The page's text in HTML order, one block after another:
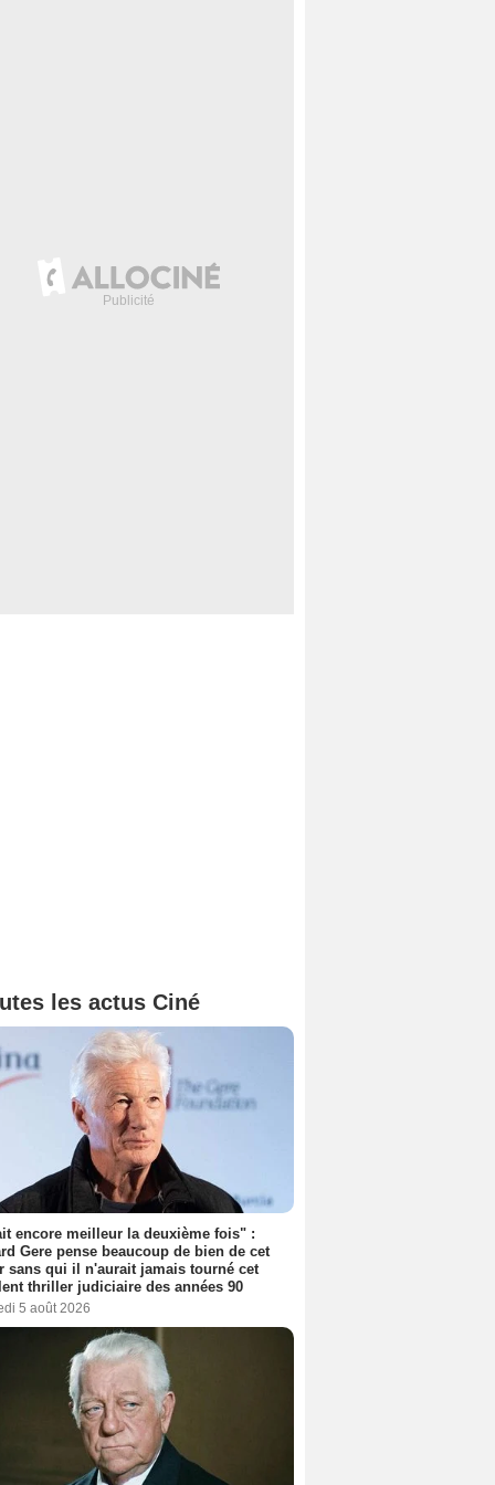
les actus Ciné
encore meilleur la deuxième fois" :
Gere pense beaucoup de bien de cet
sans qui il n'aurait jamais tourné cet
thriller judiciaire des années 90
5 août 2026